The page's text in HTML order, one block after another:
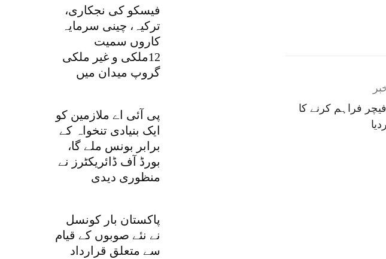
فیسکو کی نجکاری،
ترکیہ، چینی سرمایہ
کاروں سمیت
12ملکی و غیر ملکی
گروپ میدان میں
پی آئی اے ملازمین کو
ایک بنیادی تنخواہ کے
برابر بونس ملے گا،
بورڈ آف ڈائریکٹرز نے
منظوری دیدی
پاکستان بار کونسل
نے نئے صوبوں کے قیام
سے متعلق قرارداد
فراہم کرنے کا